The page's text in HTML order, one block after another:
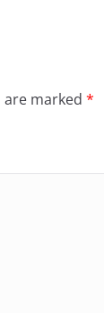
are marked *